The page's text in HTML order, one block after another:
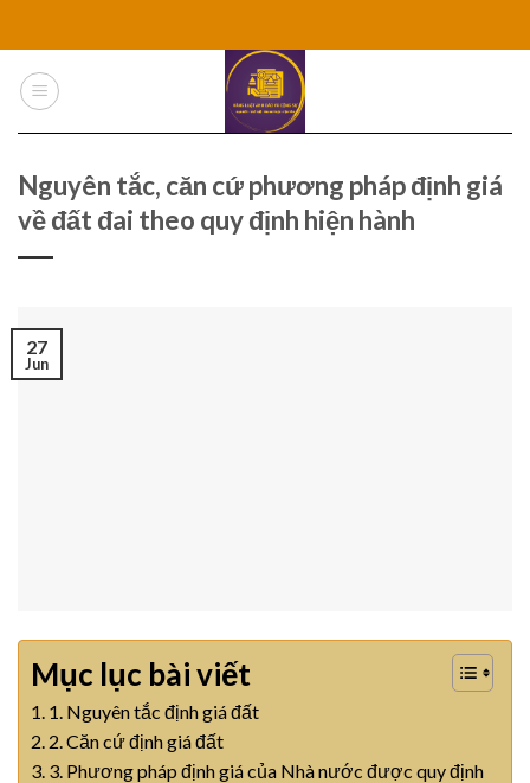
content
Nguyên tắc, căn cứ phương pháp định giá
về đất đai theo quy định hiện hành
27
Jun
Mục lục bài viết
1. Nguyên tắc định giá đất
2. Căn cứ định giá đất
3. Phương pháp định giá của Nhà nước được quy định